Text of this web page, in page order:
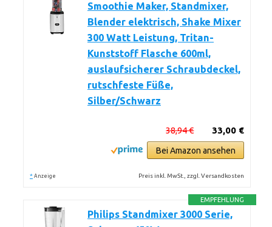
Smoothie Maker, Standmixer,
Blender elektrisch, Shake Mixer
300 Watt Leistung, Tritan-
Kunststoff Flasche 600ml,
auslaufsicherer Schraubdeckel,
rutschfeste Füße,
Silber/Schwarz
33,00 €
38,94 €
Bei Amazon ansehen
* Anzeige Preis inkl. MwSt., zzgl. Versandkosten
EMPFEHLUNG
Philips Standmixer 3000 Serie,